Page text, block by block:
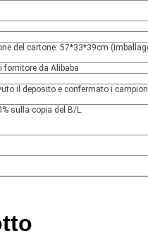
del cartone: 57*33*39cm
fornitore da Alibaba
il deposito e confermato i
sulla copia del B/L.